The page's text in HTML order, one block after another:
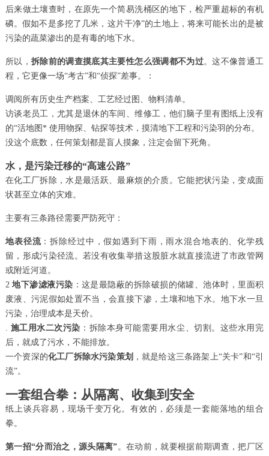
后来做土壤查时，在原先一个简易洗桶区的地下，检严重超标的有机
磷。假如不是多挖了几米，这片干净”的土地上，将来可能长出的是被
污染的蔬菜渗出的是有毒的地下水。
所以， 拆除前的调查摸底其主要性怎么强调都不为过。这不像普通工
程，它更像一场“考古”和“侦探”差事。：
调阅所有历史生产档案、工艺经过图、物料清单。
访谈老员工，尤其是退休的车间、维修工，他们脑子里有图纸上没有
的“活地图* 使用物探、钻探等技术，摸清地下工程和污染羽的分布。
没这个底数，任何策划都是盲人摸象，注定会留下死角。
水，是污染迁移的“高速公路”
在化工厂拆除，水是最活跃、最麻烦的介质。它能把状污染，变成面
状甚至立体的灾难。
主要有三条路径需要严防死守：
地表径流：拆除经过中，假如遇到下雨，雨水混合地表的、化学残
留，形成污染径流。若没有收集举措这股脏水就直接流进了市政管网
或附近河道。
2地下渗滤液污染 ：这是最隐蔽的拆除破损的储罐、池体时，里面积
废液、污泥假如处置不当，会直接下渗，土壤和地下水。地下水一旦
污染，治理成本是天价。
. 施工用水二次污染 ：拆除本身可能需要用水尘、切割。这些水用完
后，就成了污水，不能排放。
一个资深的化工厂拆除水污染策划 ，就是给这三条路架上“关卡”和“引
流”。
一套组合拳：从隔离、收集到安全
纸上谈兵容易，现场千变万化。有效的，必须是一套能落地的组合
拳。
第一招“分而治之，源头隔离”。在动前，就要根据前期调查，把厂区